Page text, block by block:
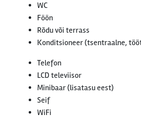
WC
Föön
Rõdu või terrass
Konditsioneer (tsentraalne,
Telefon
LCD televiisor
Minibaar (lisatasu eest)
Seif
WiFi